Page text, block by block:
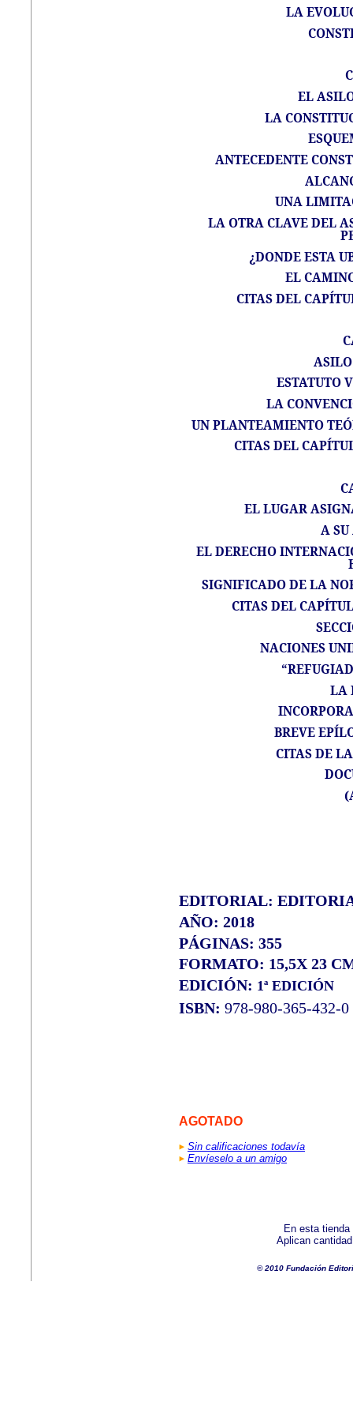
LA
EL
LA
ANTECEDENTE
UNA
LA OTRA CLAVE DEL
¿DONDE ESTA
EL
CITAS DEL
ESTATUTO
LA
UN PLANTEAMIENTO
CITAS DEL
EL LUGAR
A
EL DERECHO
SIGNIFICADO DE LA
CITAS DEL
NACIONES
LA
BREVE
CITAS DE
EDITORIAL:
AÑO: 2018
PÁGINAS: 355
FORMATO: 15,5X 23
EDICIÓN: 1ª EDICIÓN
ISBN: 978-980-365-432-0
AGOTADO
Sin calificaciones todavía
Envíeselo a un amigo
En esta
Aplican
© 2010 Fundación